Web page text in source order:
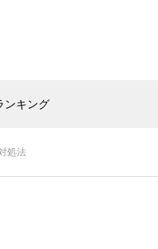
ンキング
処法